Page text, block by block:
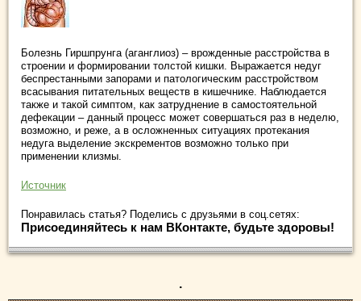
Болезнь Гиршпрунга (аганглиоз) – врожденные расстройства в
строении и формировании толстой кишки. Выражается недуг
беспрестанными запорами и патологическим расстройством
всасывания питательных веществ в кишечнике. Наблюдается
также и такой симптом, как затруднение в самостоятельной
дефекации – данный процесс может совершаться раз в неделю,
возможно, и реже, а в осложненных ситуациях протекания
недуга выделение экскрементов возможно только при
применении клизмы.
Источник
Понравилась статья? Поделись с друзьями в соц.сетях:
Присоединяйтесь к нам ВКонтакте, будьте здоровы!
.